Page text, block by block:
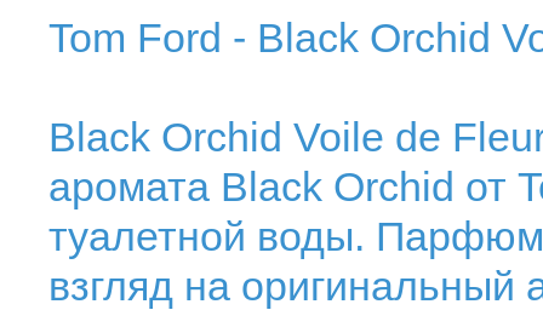
Tom Ford - Black Orchid
Black Orchid Voile de
аромата Black Orchid от
туалетной воды.
взгляд на